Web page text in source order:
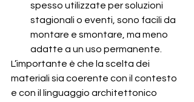
spesso utilizzate per soluzioni
stagionali o eventi, sono facili da
montare e smontare, ma meno
adatte a un uso permanente.
L’importante è che la scelta dei
materiali sia coerente con il contesto
e con il linguaggio architettonico